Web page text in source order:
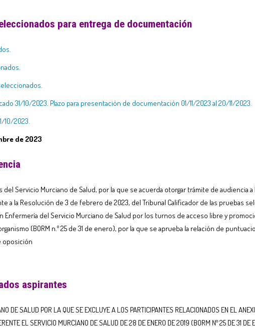
para entrega de documentación
31/10/2023. Plazo para presentación de documentación 01/11/2023 al 20/11/2023.
10/2023.
de 2023
Servicio Murciano de Salud, por la que se acuerda otorgar trámite de audiencia
a la Resolución de 3 de febrero de 2023, del Tribunal Calificador de las pruebas
Enfermería del Servicio Murciano de Salud por los turnos de acceso libre y
(BORM n.º 25 de 31 de enero), por la que se aprueba la relación de
oposición
aspirantes
DE SALUD POR LA QUE SE EXCLUYE A LOS PARTICIPANTES RELACIONADOS EN EL
EL SERVICIO MURCIANO DE SALUD DE 28 DE ENERO DE 2019 (BORM Nº 25 DE 31